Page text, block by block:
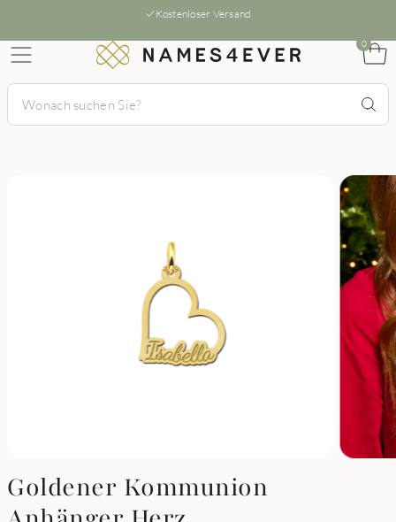
Kostenloser Versand
0
Goldener Kommunion